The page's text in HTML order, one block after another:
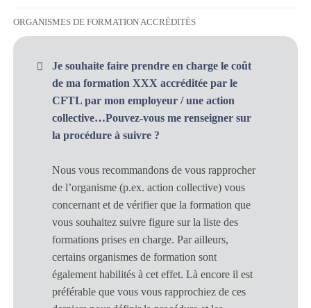
ORGANISMES DE FORMATION ACCRÉDITÉS
Je souhaite faire prendre en charge le coût
de ma formation XXX accréditée par le
CFTL par mon employeur / une action
collective…Pouvez-vous me renseigner sur
la procédure à suivre ?
Nous vous recommandons de vous rapprocher
de l’organisme (p.ex. action collective) vous
concernant et de vérifier que la formation que
vous souhaitez suivre figure sur la liste des
formations prises en charge. Par ailleurs,
certains organismes de formation sont
également habilités à cet effet. Là encore il est
préférable que vous vous rapprochiez de ces